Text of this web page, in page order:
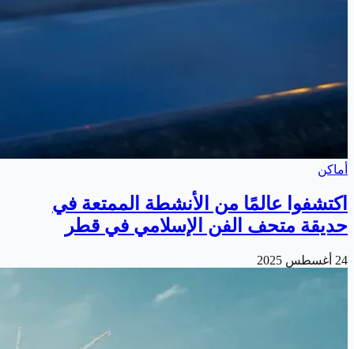
أماكن
اكتشفوا عالمًا من الأنشطة الممتعة في
حديقة متحف الفن الإسلامي في قطر
24 أغسطس 2025